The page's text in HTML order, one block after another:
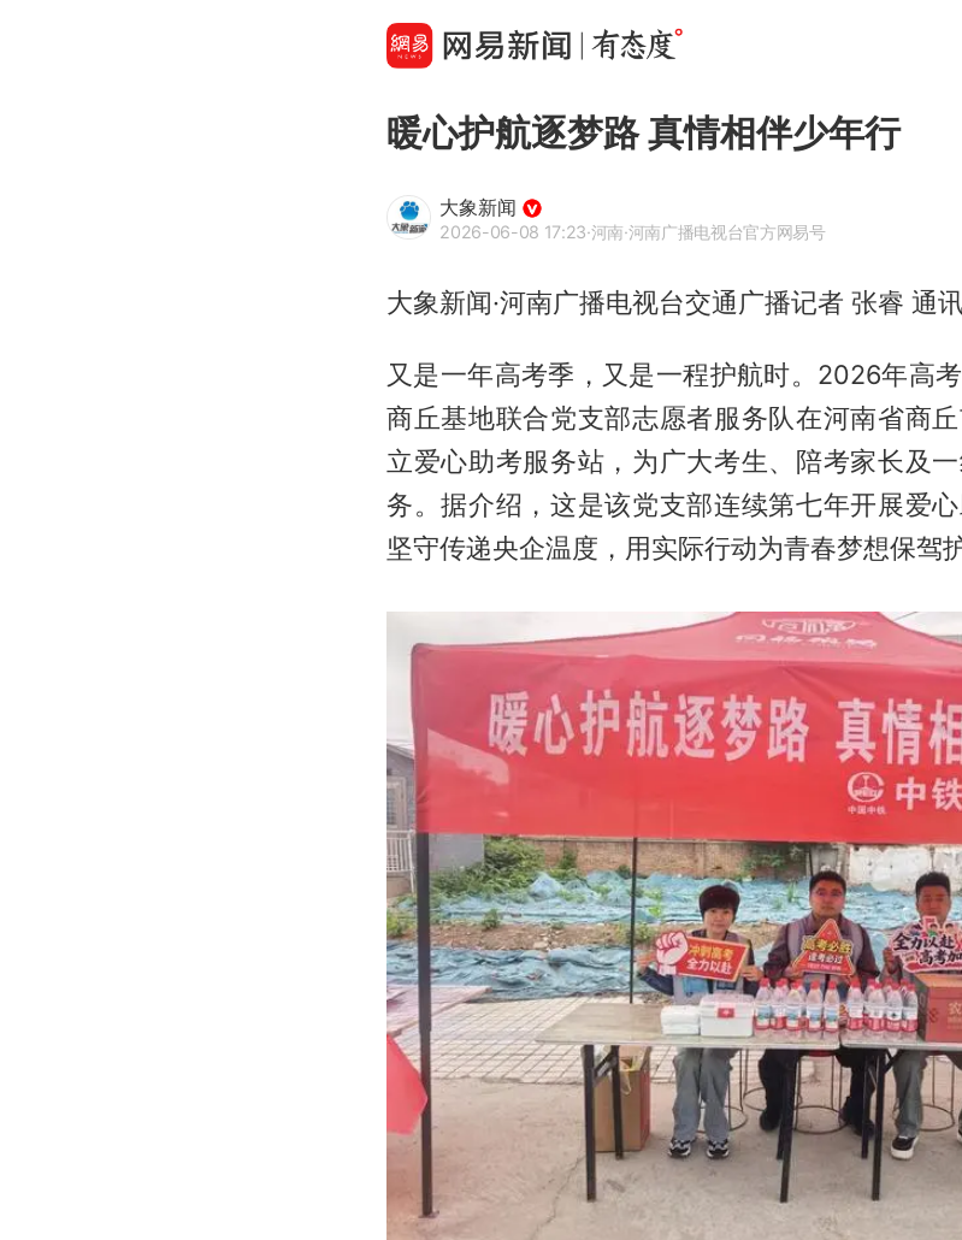
暖心护航逐梦路 真情相伴少年行
大象新闻
2026-06-08 17:23·河南·河南广播电视台官方网易号
大象新闻·河南广播电视台交通广播记者 张睿 通
又是一年高考季，又是一程护航时。2026年高
商丘基地联合党支部志愿者服务队在河南省商
立爱心助考服务站，为广大考生、陪考家长及
务。据介绍，这是该党支部连续第七年开展爱
坚守传递央企温度，用实际行动为青春梦想保驾护